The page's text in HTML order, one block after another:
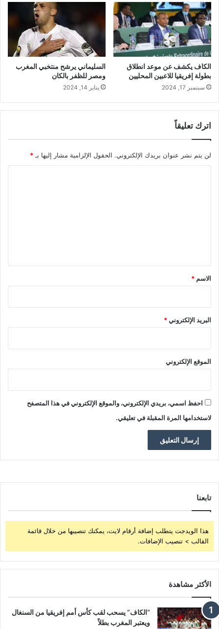
الكاف يكشف عن موعد انطلاق
بطولة إفريقيا للاعبين المحليين
سبتمبر 17, 2024
السليماني يرشح منتخبي المغرب
ومصر للظفر بالكان
يناير 14, 2024
اترك تعليقاً
لن يتم نشر عنوان بريدك الإلكتروني. الحقول الإلزامية مشار إليها بـ*
*
الاسم *
البريد الإلكتروني*
الموقع الإلكتروني
احفظ اسمي، بريدي الإلكتروني، والموقع الإلكتروني في هذا المتصفح
لاستخدامها المرة المقبلة في تعليقي.
تابعنا
هذا الويدجت يتطلب إضافة أرقام لايت، يمكنك تنصيبها من خلال قائمة
القالب > تنصيب الإضافات.
الأكثر مشاهدة
“الكاف” يسحب لقب كأس أمم إفريقيا من السنغال
ويعتبر المغرب بطلاً